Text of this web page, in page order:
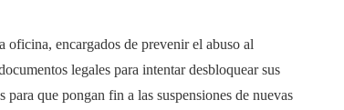
oficina, encargados de prevenir el abuso al
legales para intentar desbloquear sus
que pongan fin a las suspensiones de nuevas